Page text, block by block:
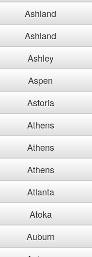
Ashland
Ashland
Ashley
Aspen
Astoria
Athens
Athens
Athens
Atlanta
Atoka
Auburn